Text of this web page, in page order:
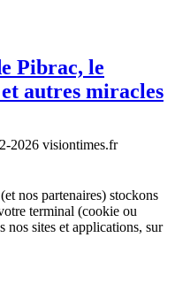
Pibrac, le
autres miracles
2026 visiontimes.fr
nos partenaires) stockons
terminal (cookie ou
nos sites et applications, sur